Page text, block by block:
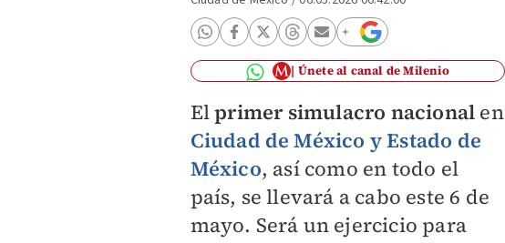
Únete al canal de Milenio
Elprimer simulacro nacional en
Ciudad de México y Estado de
México, así como en todo el
país, se llevará a cabo este 6 de
mayo. Será un ejercicio para